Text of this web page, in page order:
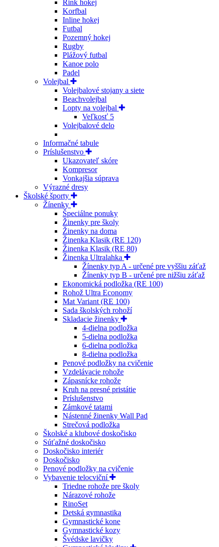
Rink hokej
Korfbal
Inline hokej
Futbal
Pozemný hokej
Rugby
Plážový futbal
Kanoe polo
Padel
Volejbal
Volejbalové stojany a siete
Beachvolejbal
Lopty na volejbal
Veľkosť 5
Volejbalové delo
Informačné tabule
Príslušenstvo
Ukazovateľ skóre
Kompresor
Vonkajšia súprava
Výrazné dresy
Školské športy
Žínenky
Špeciálne ponuky
Žinenky pre školy
Žinenky na doma
Žinenka Klasik (RE 120)
Žinenka Klasik (RE 80)
Žinenka Ultralahka
Žínenky typ A - určené pre vyššiu záťaž
Žínenky typ B - určené pre nižšiu záťaž
Ekonomická podložka (RE 100)
Rohož Ultra Economy
Mat Variant (RE 100)
Sada školských rohoží
Skladacie žinenky
4-dielna podložka
5-dielna podložka
6-dielna podložka
8-dielna podložka
Penové podložky na cvičenie
Vzdelávacie rohože
Zápasnícke rohože
Kruh na presné pristátie
Príslušenstvo
Zámkové tatami
Nástenné žinenky Wall Pad
Strečová podložka
Školské a klubové doskočisko
Súťažné doskočisko
Doskočisko interiér
Doskočisko
Penové podložky na cvičenie
Vybavenie telocviční
Triedne rohože pre školy
Nárazové rohože
RinoSet
Detská gymnastika
Gymnastické kone
Gymnastické kozy
Švédske lavičky